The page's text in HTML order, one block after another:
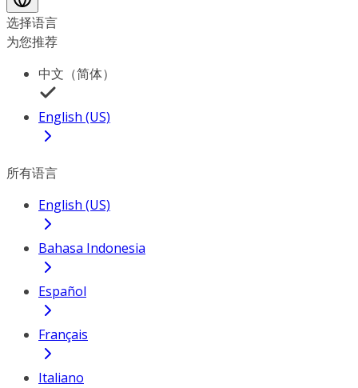
选择语言
为您推荐
中文（简体）
English (US)
所有语言
English (US)
Bahasa Indonesia
Español
Français
Italiano